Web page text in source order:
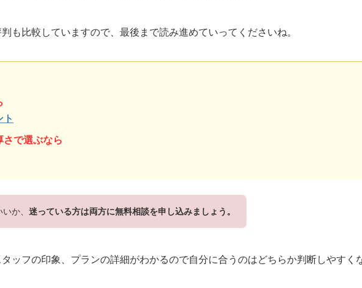
も比較していますので、最後まで読み進めていってくださいね。
で選ぶなら
か、 迷っている方は両方に無料相談を申し込みましょう。
ッフの印象、プランの詳細がわかるので自分に合うのはどちらか判断しやすく